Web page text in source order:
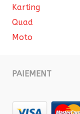
Karting
Quad
Moto
PAIEMENT